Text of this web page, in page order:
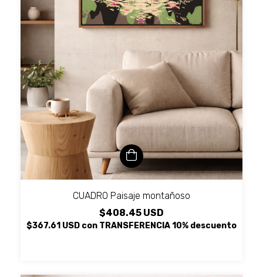
CUADRO Paisaje montañoso
$408.45 USD
$367.61 USD con TRANSFERENCIA 10% descuento